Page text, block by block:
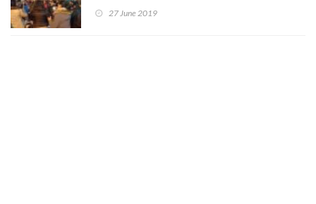
cacerolazo de los "patipelaos". Ver Video
27 June 2019